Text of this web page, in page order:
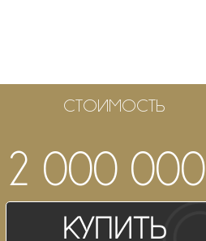
СТОИМОСТЬ
2 000 000
Купить